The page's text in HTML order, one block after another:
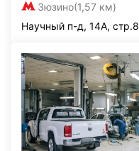
Зюзино(1,57 км)
Научный п-д, 14А, стр.8